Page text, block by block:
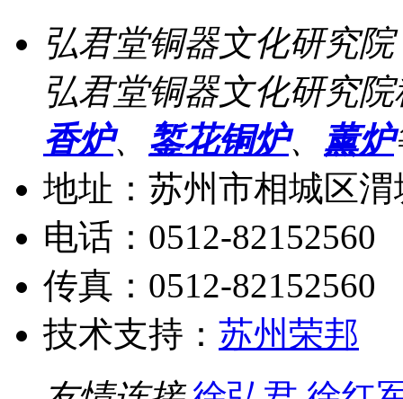
弘君堂铜器文化研究
弘君堂铜器文化研究
香炉、 錾花铜炉、 薰炉
地址：苏州市相城区
电话：0512-82152560
传真：0512-82152560
技术支持： 苏州荣邦